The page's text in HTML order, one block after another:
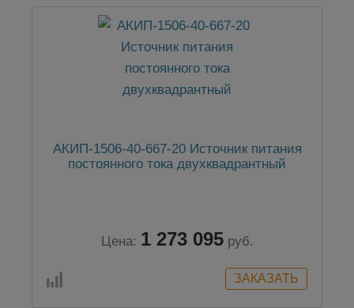
АКИП-1506-40-667-20 Источник питания
постоянного тока двухквадрантный
Цена: 1 273 095 руб.